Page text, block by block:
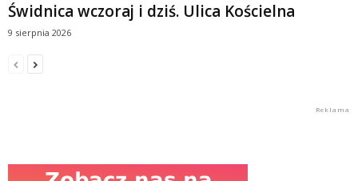
Świdnica wczoraj i dziś. Ulica Kościelna
9 sierpnia 2026